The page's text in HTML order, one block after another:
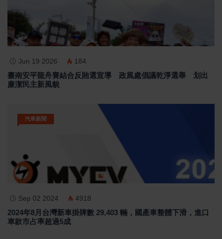
Jun 19 2026 184
臺南安平龍舟賽結合反賄選宣導 政風處倡議乾淨選舉 划出
廉潔民主新風貌
汽車新聞
Sep 02 2024 4918
2024年8月台灣新車掛牌數 29,403 輛，國產車整體下滑，進口
車款市占率超過5成